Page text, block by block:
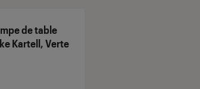
de table
Kartell, Verte